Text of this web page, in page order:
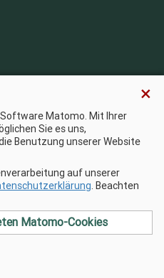
Matomo. Mit Ihrer
Sie es uns,
Benutzung unserer Website
auf unserer
. Beachten
Matomo-Cookies
×
Sitemap
AGB
Am Eichholz 7 . 42897